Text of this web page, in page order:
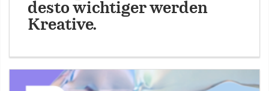
desto wichtiger werden
Kreative.